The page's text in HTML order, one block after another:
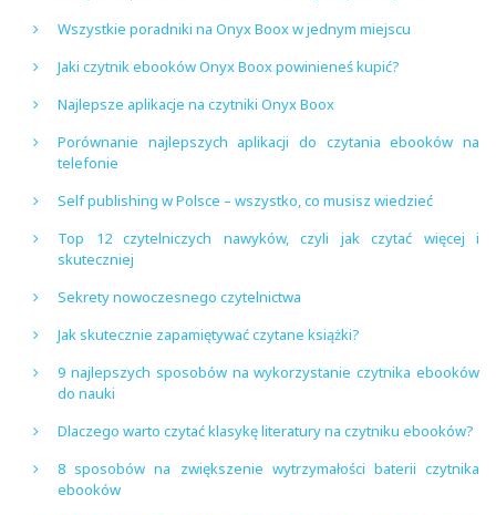
Wszystkie poradniki na Onyx Boox w jednym miejscu
Jaki czytnik ebooków Onyx Boox powinieneś kupić?
Najlepsze aplikacje na czytniki Onyx Boox
Porównanie najlepszych aplikacji do czytania ebooków na
telefonie
Self publishing w Polsce – wszystko, co musisz wiedzieć
Top 12 czytelniczych nawyków, czyli jak czytać więcej i
skuteczniej
Sekrety nowoczesnego czytelnictwa
Jak skutecznie zapamiętywać czytane książki?
9 najlepszych sposobów na wykorzystanie czytnika ebooków
do nauki
Dlaczego warto czytać klasykę literatury na czytniku ebooków?
8 sposobów na zwiększenie wytrzymałości baterii czytnika
ebooków